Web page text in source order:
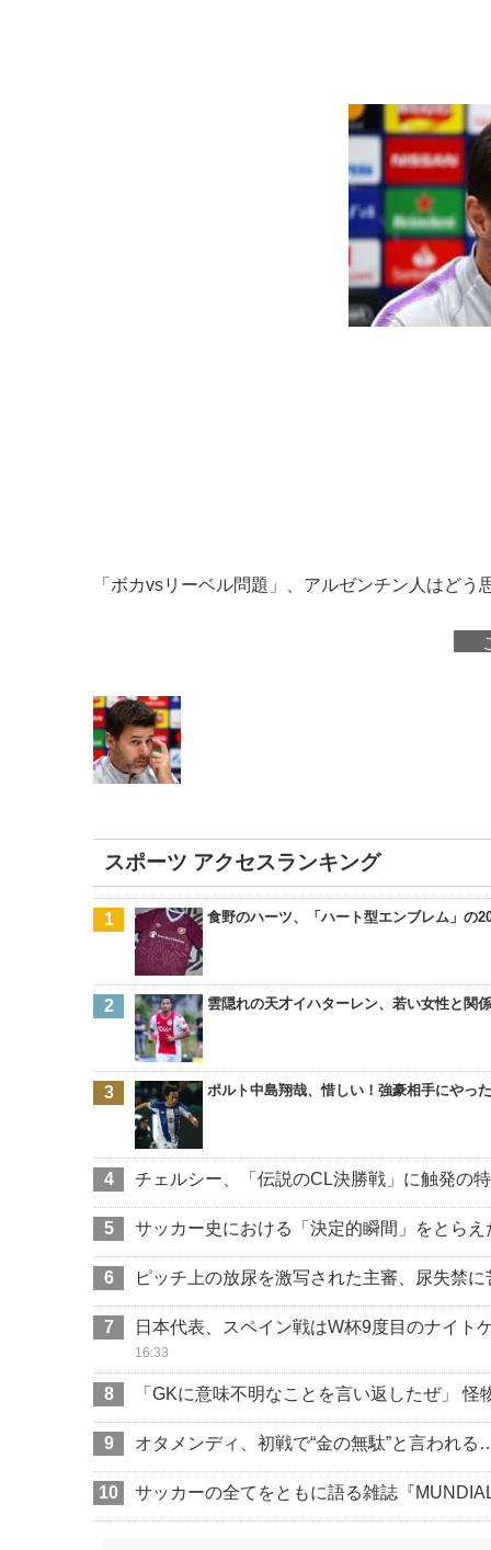
「ボカvsリーベル問題」、アルゼンチン人はどう
スポーツ アクセスランキング
食野のハーツ、「ハート型エンブレム」の
雲隠れの天才イハターレン、若い女性と関
ポルト中島翔哉、惜しい！強豪相手にやっ
チェルシー、「伝説のCL決勝戦」に触発の
サッカー史における「決定的瞬間」をとら
ピッチ上の放尿を激写された主審、尿失禁
日本代表、スペイン戦はW杯9度目のナイト
16:33
「GKに意味不明なことを言い返したぜ」
オタメンディ、初戦で“金の無駄”と言われ
サッカーの全てをともに語る雑誌『